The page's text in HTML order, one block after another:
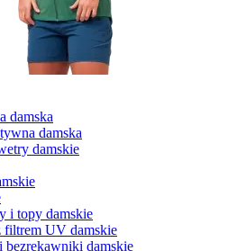
damska
damska
damskie
i topy damskie
UV damskie
bezrękawniki damskie